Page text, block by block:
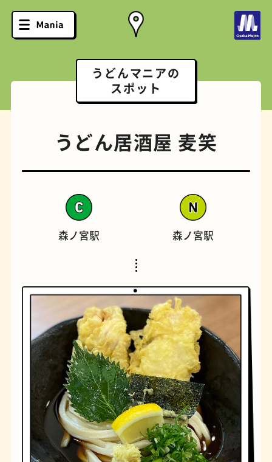
ソフトクリーム スポーツバー
ナポリタン
うどんマニアの
スポット
うどん居酒屋 麦笑
森ノ宮駅 森ノ宮駅